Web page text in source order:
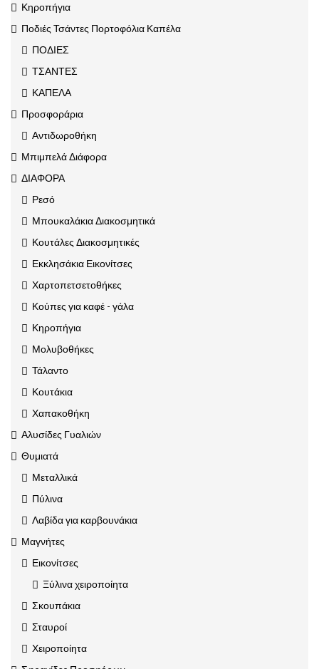
Κηροπήγια
Ποδιές Τσάντες Πορτοφόλια Καπέλα
ΠΟΔΙΕΣ
ΤΣΑΝΤΕΣ
ΚΑΠΕΛΑ
Προσφοράρια
Αντιδωροθήκη
Μπιμπελά Διάφορα
ΔΙΑΦΟΡΑ
Ρεσό
Μπουκαλάκια Διακοσμητικά
Κουτάλες Διακοσμητικές
Εκκλησάκια Εικονίτσες
Χαρτοπετσετοθήκες
Κούπες για καφέ - γάλα
Κηροπήγια
Μολυβοθήκες
Τάλαντο
Κουτάκια
Χαπακοθήκη
Αλυσίδες Γυαλιών
Θυμιατά
Μεταλλικά
Πύλινα
Λαβίδα για καρβουνάκια
Μαγνήτες
Εικονίτσες
Ξύλινα χειροποίητα
Σκουπάκια
Σταυροί
Χειροποίητα